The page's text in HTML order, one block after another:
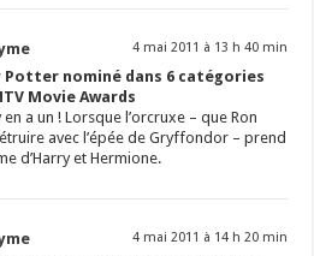
4 mai 2011 à 13 h 40 min
Potter nominé dans 6 catégories
Movie Awards
en a un ! Lorsque l’orcruxe – que Ron
avec l’épée de Gryffondor – prend
d’Harry et Hermione.
4 mai 2011 à 14 h 20 min